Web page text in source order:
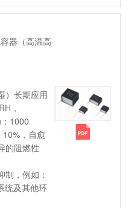
器（高温高
）长期应用
，
1000
，自愈
的阻燃性
制，例如：
统及其他环